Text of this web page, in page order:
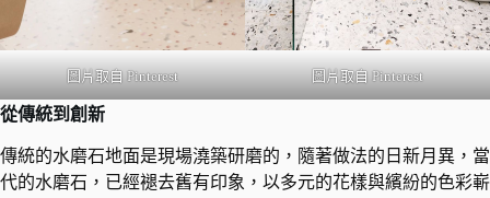
圖片取自 Pinterest 圖片取自 Pinterest
從傳統到創新
傳統的水磨石地面是現場澆築研磨的，隨著做法的日新月異，當
代的水磨石，已經褪去舊有印象，以多元的花樣與繽紛的色彩嶄